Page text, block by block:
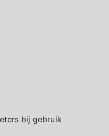
bij gebruik